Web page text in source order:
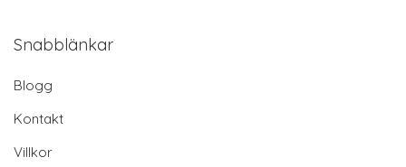
Snabblänkar
Blogg
Kontakt
Villkor